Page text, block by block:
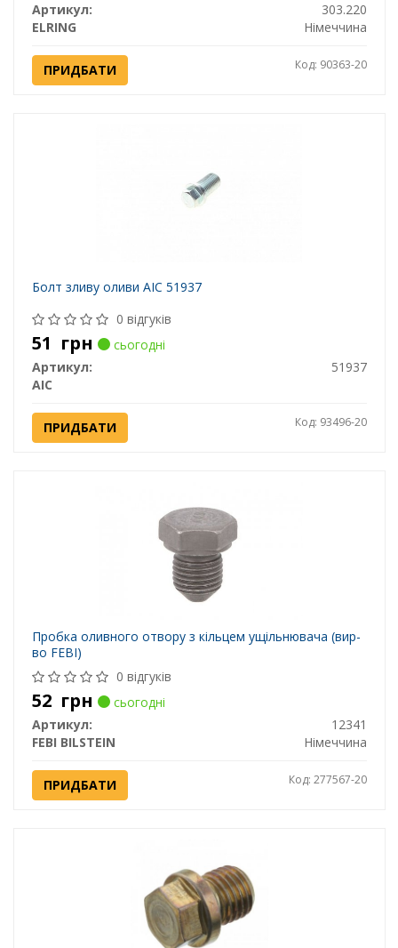
Артикул:
303.220
ELRING
Німеччина
ПРИДБАТИ Код: 90363-20
Болт зливу оливи AIC 51937
0 відгуків
51 грн
сьогодні
Артикул:
51937
AIC
ПРИДБАТИ Код: 93496-20
Пробка оливного отвору з кільцем ущільнювача (вир-
во FEBI)
0 відгуків
52 грн
сьогодні
Артикул:
12341
FEBI BILSTEIN
Німеччина
ПРИДБАТИ Код: 277567-20